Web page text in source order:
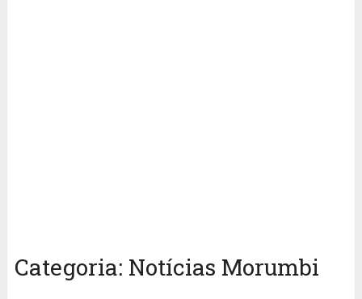
Categoria: Notícias Morumbi